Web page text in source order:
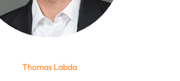
Thomas Labda